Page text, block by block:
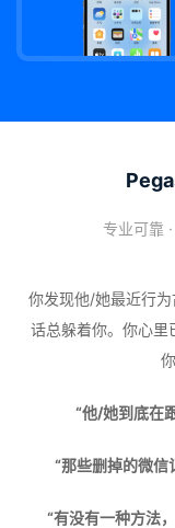
专业可靠
你发现他/她最近行
话总躲着你。你心里
“他/她到底在
“那些删掉的微信
“有没有一种方法